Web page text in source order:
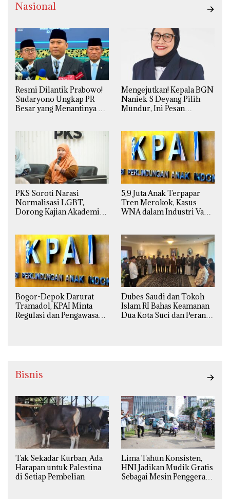
Nasional
Resmi Dilantik Prabowo!
Sudaryono Ungkap PR
Besar yang Menantinya di
Mengejutkan! Kepala BGN
Naniek S Deyang Pilih
Mundur, Ini Pesan
PKS Soroti Narasi
Normalisasi LGBT,
Dorong Kajian Akademik
Agama
5,9 Juta Anak Terpapar
Tren Merokok, Kasus
WNA dalam Industri Vape
Bogor-Depok Darurat
Tramadol, KPAI Minta
Regulasi dan Pengawasan
Dubes Saudi dan Tokoh
Islam RI Bahas Keamanan
Dua Kota Suci dan Peran
Bisnis
Tak Sekadar Kurban, Ada
Harapan untuk Palestina
di Setiap Pembelian
Lima Tahun Konsisten,
HNI Jadikan Mudik Gratis
Sebagai Mesin Penggerak